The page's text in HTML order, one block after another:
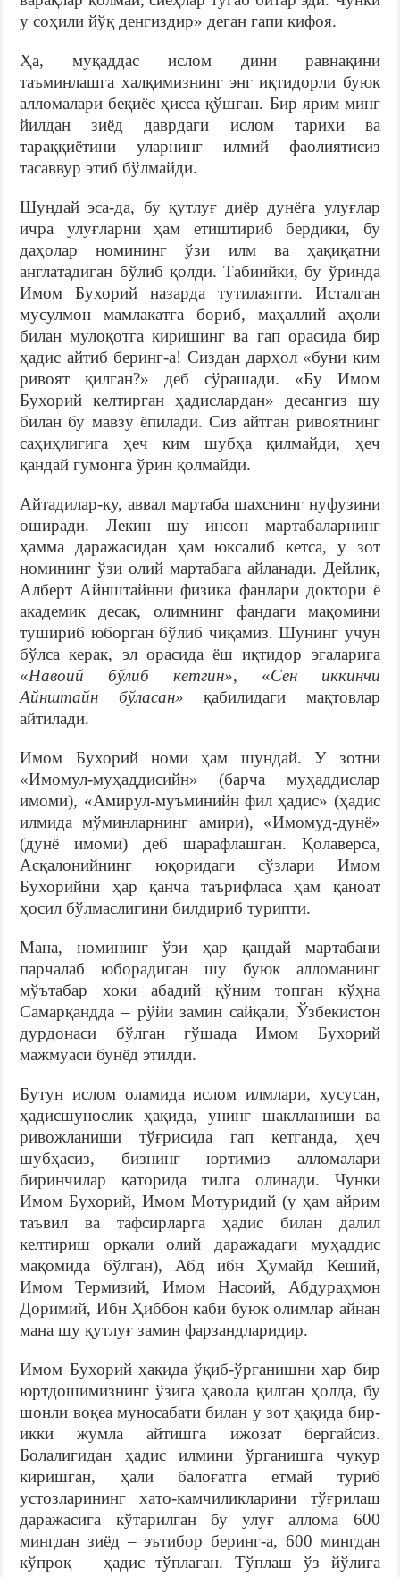
у соҳили йўқ денгиздир» деган гапи кифоя.
Ҳа, муқаддас ислом дини равнақини
таъминлашга халқимизнинг энг иқтидорли буюк
алломалари беқиёс ҳисса қўшган. Бир ярим минг
йилдан зиёд даврдаги ислом тарихи ва
тараққиётини уларнинг илмий фаолиятисиз
тасаввур этиб бўлмайди.
Шундай эса-да, бу қутлуғ диёр дунёга улуғлар
ичра улуғларни ҳам етиштириб бердики, бу
даҳолар номининг ўзи илм ва ҳақиқатни
англатадиган бўлиб қолди. Табиийки, бу ўринда
Имом Бухорий назарда тутилаяпти. Исталган
мусулмон мамлакатга бориб, маҳаллий аҳоли
билан мулоқотга киришинг ва гап орасида бир
ҳадис айтиб беринг-а! Сиздан дарҳол «буни ким
ривоят қилган?» деб сўрашади. «Бу Имом
Бухорий келтирган ҳадислардан» десангиз шу
билан бу мавзу ёпилади. Сиз айтган ривоятнинг
саҳиҳлигига ҳеч ким шубҳа қилмайди, ҳеч
қандай гумонга ўрин қолмайди.
Айтадилар-ку, аввал мартаба шахснинг нуфузини
оширади. Лекин шу инсон мартабаларнинг
ҳамма даражасидан ҳам юксалиб кетса, у зот
номининг ўзи олий мартабага айланади. Дейлик,
Алберт Айнштайнни физика фанлари доктори ё
академик десак, олимнинг фандаги мақомини
тушириб юборган бўлиб чиқамиз. Шунинг учун
бўлса керак, эл орасида ёш иқтидор эгаларига
«Навоий бўлиб кетгин», «Сен иккинчи
Айнштайн бўласан»қабилидаги мақтовлар
айтилади.
Имом Бухорий номи ҳам шундай. У зотни
«Имомул-муҳаддисийн» (барча муҳаддислар
имоми), «Амирул-муъминийн фил ҳадис» (ҳадис
илмида мўминларнинг амири), «Имомуд-дунё»
(дунё имоми) деб шарафлашган. Қолаверса,
Асқалонийнинг юқоридаги сўзлари Имом
Бухорийни ҳар қанча таърифласа ҳам қаноат
ҳосил бўлмаслигини билдириб турипти.
Мана, номининг ўзи ҳар қандай мартабани
парчалаб юборадиган шу буюк алломанинг
мўътабар хоки абадий қўним топган кўҳна
Самарқандда – рўйи замин сайқали, Ўзбекистон
дурдонаси бўлган гўшада Имом Бухорий
мажмуаси бунёд этилди.
Бутун ислом оламида ислом илмлари, хусусан,
ҳадисшунослик ҳақида, унинг шаклланиши ва
ривожланиши тўғрисида гап кетганда, ҳеч
шубҳасиз, бизнинг юртимиз алломалари
биринчилар қаторида тилга олинади. Чунки
Имом Бухорий, Имом Мотуридий (у ҳам айрим
таъвил ва тафсирларга ҳадис билан далил
келтириш орқали олий даражадаги муҳаддис
мақомида бўлган), Абд ибн Ҳумайд Кеший,
Имом Термизий, Имом Насоий, Абдураҳмон
Доримий, Ибн Ҳиббон каби буюк олимлар айнан
мана шу қутлуғ замин фарзандларидир.
Имом Бухорий ҳақида ўқиб-ўрганишни ҳар бир
юртдошимизнинг ўзига ҳавола қилган ҳолда, бу
шонли воқеа муносабати билан у зот ҳақида бир-
икки жумла айтишга ижозат бергайсиз.
Болалигидан ҳадис илмини ўрганишга чуқур
киришган, ҳали балоғатга етмай туриб
устозларининг хато-камчиликларини тўғрилаш
даражасига кўтарилган бу улуғ аллома 600
мингдан зиёд – эътибор беринг-а, 600 мингдан
кўпроқ – ҳадис тўплаган. Тўплаш ўз йўлига